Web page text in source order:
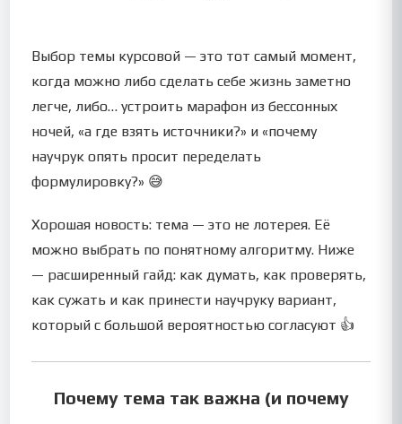
Выбор темы курсовой — это тот самый момент,
когда можно либо сделать себе жизнь заметно
легче, либо… устроить марафон из бессонных
ночей, «а где взять источники?» и «почему
научрук опять просит переделать
формулировку?» 😅
Хорошая новость: тема — это не лотерея. Её
можно выбрать по понятному алгоритму. Ниже
— расширенный гайд: как думать, как проверять,
как сужать и как принести научруку вариант,
который с большой вероятностью согласуют 👍
Почему тема так важна (и почему